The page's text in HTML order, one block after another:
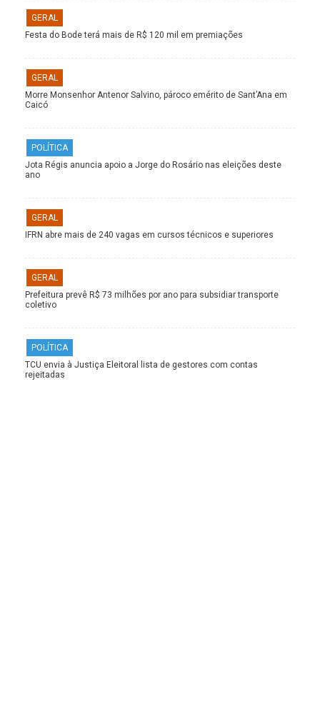
GERAL
Festa do Bode terá mais de R$ 120 mil em premiações
GERAL
Morre Monsenhor Antenor Salvino, pároco emérito de Sant’Ana em
Caicó
POLÍTICA
Jota Régis anuncia apoio a Jorge do Rosário nas eleições deste
ano
GERAL
IFRN abre mais de 240 vagas em cursos técnicos e superiores
GERAL
Prefeitura prevê R$ 73 milhões por ano para subsidiar transporte
coletivo
POLÍTICA
TCU envia à Justiça Eleitoral lista de gestores com contas
rejeitadas